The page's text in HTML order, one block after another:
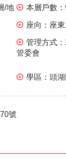
/地
本層戶數：
座向： 座
管理方式：
管委會
學區：頭
號